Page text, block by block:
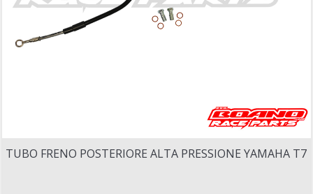
TUBO FRENO POSTERIORE ALTA PRESSIONE YAMAHA T7